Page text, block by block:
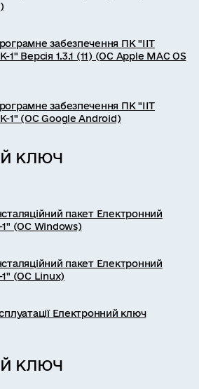
забезпечення ПК "ІІТ
1" Версія 1.3.1 (11) (ОС Apple MAC OS
забезпечення ПК "ІІТ
1" (ОС Google Android)
КЛЮЧ
пакет Електронний
(ОС Windows)
пакет Електронний
(ОС Linux)
Електронний ключ
КЛЮЧ